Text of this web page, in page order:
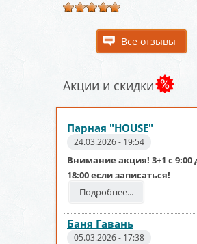
Все отзывы
Акции и скидки
Парная "HOUSE"
24.03.2026 - 19:54
Внимание акция! 3+1 с 9:00
18:00 если записаться!
Подробнее...
Баня Гавань
05.03.2026 - 17:38